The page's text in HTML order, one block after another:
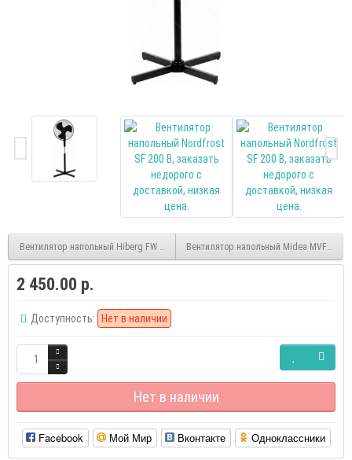
Вентилятор напольный Hiberg FW 400 BW с увлажнителем воздуха
Вентилятор напольный Midea MVFS4002
2 450.00 р.
Доступность: Нет в наличии
Нет в наличии
Facebook Мой Мир Вконтакте Одноклассники